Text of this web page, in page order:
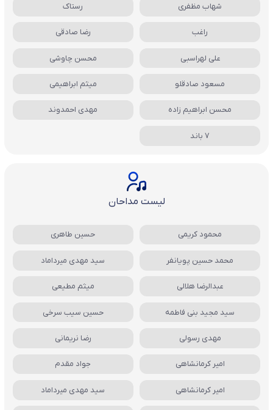
شهاب مظفری رستاک
راغب رضا صادقی
علی لهراسبی محسن چاوشی
مسعود صادقلو میثم ابراهیمی
محسن ابراهیم زاده مهدی احمدوند
7 باند
لیست مداحان
محمود کریمی حسین طاهری
محمد حسین پویانفر سید مهدی میرداماد
عبدالرضا هلالی میثم مطیعی
سید مجید بنی فاطمه حسین سیب سرخی
مهدی رسولی رضا نریمانی
امیر کرمانشاهی جواد مقدم
امیر کرمانشاهی سید مهدی میرداماد